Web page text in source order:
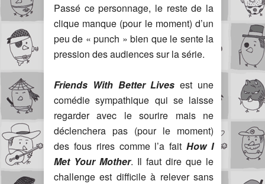
Passé ce personnage, le reste de la
clique manque (pour le moment) d’un
peu de « punch » bien que le sente la
pression des audiences sur la série.
Friends With Better Lives est une
comédie sympathique qui se laisse
regarder avec le sourire mais ne
déclenchera pas (pour le moment)
des fous rires comme l’a faitHow I
MetYour Mother. Il faut dire que le
challenge est difficile à relever sans